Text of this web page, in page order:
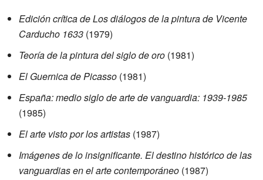
Edición crítica de Los diálogos de la pintura de Vicente
Carducho 1633 (1979)
Teoría de la pintura del siglo de oro (1981)
El Guernica de Picasso (1981)
España: medio siglo de arte de vanguardia: 1939-1985
(1985)
El arte visto por los artistas (1987)
Imágenes de lo insignificante. El destino histórico de las
vanguardias en el arte contemporáneo (1987)